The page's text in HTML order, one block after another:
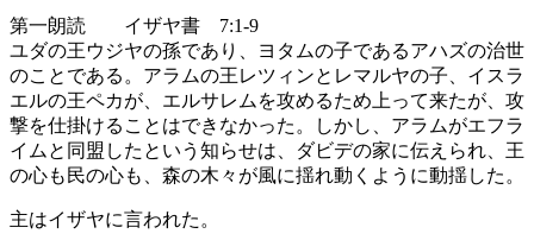
第一朗読 イザヤ書 7:1-9
ユダの王ウジヤの孫であり、ヨタムの子であるアハズの治世
のことである。アラムの王レツィンとレマルヤの子、イスラ
エルの王ペカが、エルサレムを攻めるため上って来たが、攻
撃を仕掛けることはできなかった。しかし、アラムがエフラ
イムと同盟したという知らせは、ダビデの家に伝えられ、王
の心も民の心も、森の木々が風に揺れ動くように動揺した。
主はイザヤに言われた。